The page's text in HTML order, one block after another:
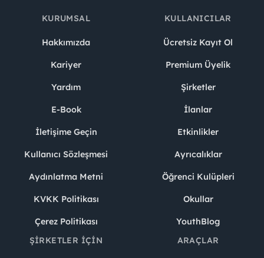
KURUMSAL
Hakkımızda
Kariyer
Yardım
E-Book
İletişime Geçin
Kullanıcı Sözleşmesi
Aydınlatma Metni
KVKK Politikası
Çerez Politikası
KULLANICILAR
Ücretsiz Kayıt Ol
Premium Üyelik
Şirketler
İlanlar
Etkinlikler
Ayrıcalıklar
Öğrenci Kulüpleri
Okullar
YouthBlog
ŞIRKETLER İÇIN
ARAÇLAR